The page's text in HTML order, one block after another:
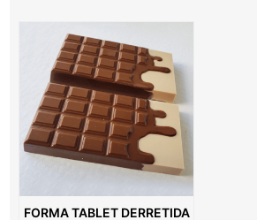
FORMA TABLET DERRETIDA